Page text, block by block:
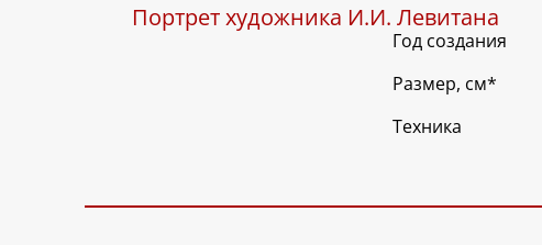
Портрет художника И.И. Левитана
Год создания
Размер, см*
Техника